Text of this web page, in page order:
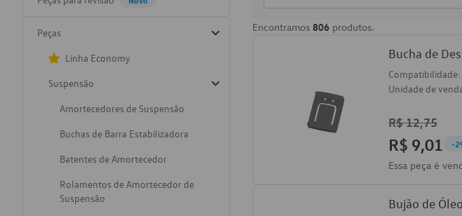
Peças
Linha Economy
Suspensão
Amortecedores de Suspensão
Buchas de Barra Estabilizadora
Batentes de Amortecedor
Rolamentos de Amortecedor de
Suspensão
Encontramos 806 produtos.
Bucha de
Compatibilidade:
Unidade de
R$ 12,75
R$ 9,01 -
Essa peça é
Bujão de